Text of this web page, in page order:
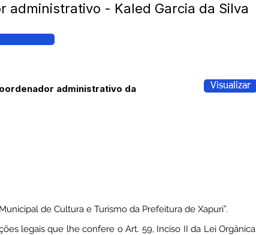
administrativo - Kaled Garcia da Silva
administrativo da
Visualizar
de Cultura e Turismo da Prefeitura de Xapuri”.
legais que lhe confere o Art. 59, Inciso II da Lei Orgânica